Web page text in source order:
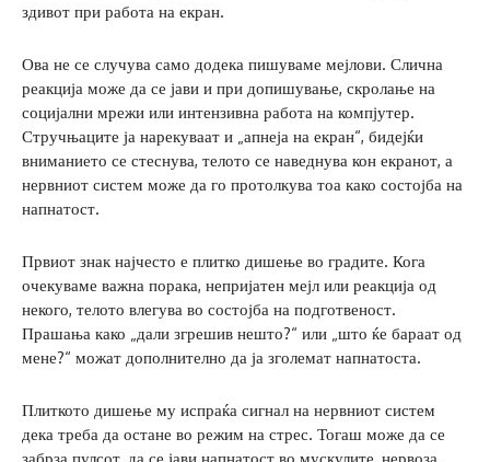
здивот при работа на екран.
Ова не се случува само додека пишуваме мејлови. Слична
реакција може да се јави и при допишување, скролање на
социјални мрежи или интензивна работа на компјутер.
Стручњаците ја нарекуваат и „апнеја на екран“, бидејќи
вниманието се стеснува, телото се наведнува кон екранот, а
нервниот систем може да го протолкува тоа како состојба на
напнатост.
Првиот знак најчесто е плитко дишење во градите. Кога
очекуваме важна порака, непријатен мејл или реакција од
некого, телото влегува во состојба на подготвеност.
Прашања како „дали згрешив нешто?“ или „што ќе бараат од
мене?“ можат дополнително да ја зголемат напнатоста.
Плиткото дишење му испраќа сигнал на нервниот систем
дека треба да остане во режим на стрес. Тогаш може да се